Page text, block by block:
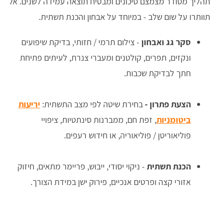
תוותרו על שום שלב - במיוחד על אבחון והכנת תשתית.
סקר גג ואבחון - צילום תרמי / חזותי, בדיקת שיפועים
ונקזים, תפרים, קולטנים ומעברי צנרת, לעיתים פתיחת
חתך לבדיקת שכבות.
הצעת פתרון -בחירת שיטה לפי מצב התשתית: יריעות
ביטומניות, זפת חם, ממברנות סינתטיות, ציפויי
פוליאוריטן / פוליאוריה, או חידוש רעפים.
הכנת תשתית - ניקוי יסודי, ייבוש, פריימר מתאים, חיזוק
אזורי קצה ופרטים אנכיים, פירוק ישן במידת הצורך.